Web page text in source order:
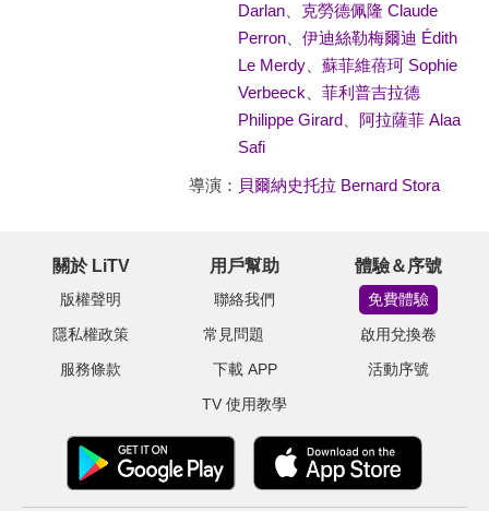
Darlan、 克勞德佩隆 Claude
Perron、 伊迪絲勒梅爾迪 Édith
Le Merdy、 蘇菲維蓓珂 Sophie
Verbeeck
菲利普吉拉德
Philippe Girard、 阿拉薩菲 Alaa
Safi
導演： 貝爾納史托拉 Bernard Stora
關於 LiTV
版權聲明
隱私權政策
服務條款
用戶幫助
聯絡我們
常見問題
下載 APP
TV 使用教學
體驗＆序號
免費體驗
啟用兌換卷
活動序號